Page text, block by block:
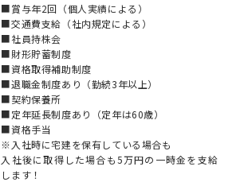
■賞与年2回（個人実績による）
■交通費支給（社内規定による）
■社員持株会
■財形貯蓄制度
■資格取得補助制度
■退職金制度あり（勤続3年以上）
■契約保養所
■定年延長制度あり（定年は60歳）
■資格手当
※入社時に宅建を保有している場合も
入社後に取得した場合も5万円の一時金を支給
します！